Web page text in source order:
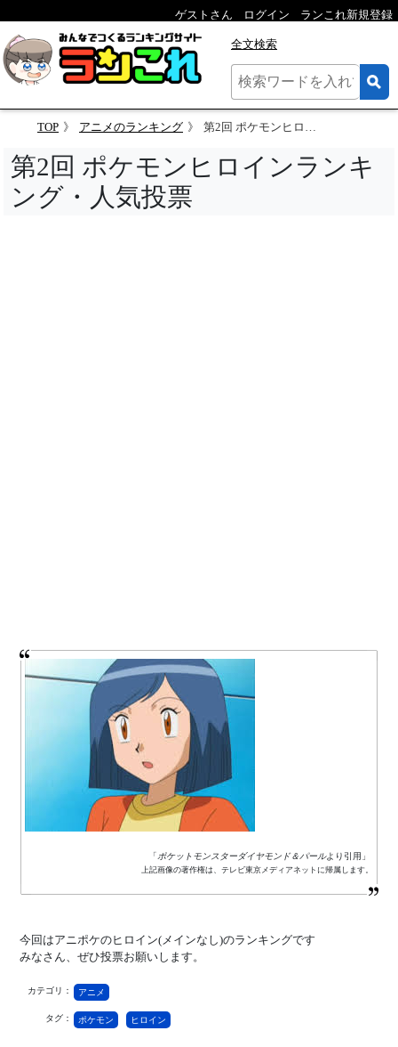
ゲストさん ログイン ランこれ新規登録
全文検索
TOP アニメのランキング 第2回 ポケモンヒロインランキング・人気投票
第2回 ポケモンヒロインランキ
ング・人気投票
「ポケットモンスターダイヤモンド＆パールより引用」
上記画像の著作権は、テレビ東京メディアネットに帰属します。
今回はアニポケのヒロイン(メインなし)のランキングです
みなさん、ぜひ投票お願いします。
カテゴリ： アニメ
タグ： ポケモン ヒロイン